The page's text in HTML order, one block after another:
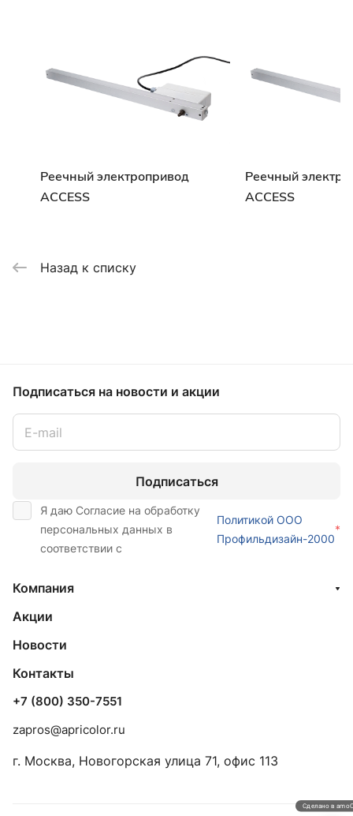
Реечный электропривод
ACCESS
Реечный
ACCESS
Назад к списку
Подписаться на новости и акции
Подписаться
Я даю Согласие на обработку
персональных данных в
соответствии с
Политикой ООО
Профильдизайн-2000
*
Компания
Акции
Новости
Контакты
+7 (800) 350-7551
zapros@apricolor.ru
г. Москва, Новогорская улица 71, офис 113
Сделано в